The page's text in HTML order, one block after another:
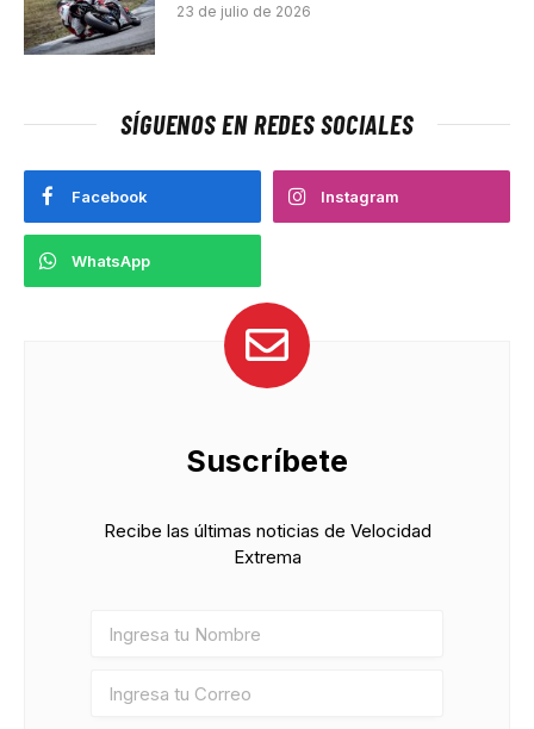
23 de julio de 2026
SÍGUENOS EN REDES SOCIALES
Facebook Instagram
WhatsApp
Suscríbete
Recibe las últimas noticias de Velocidad
Extrema